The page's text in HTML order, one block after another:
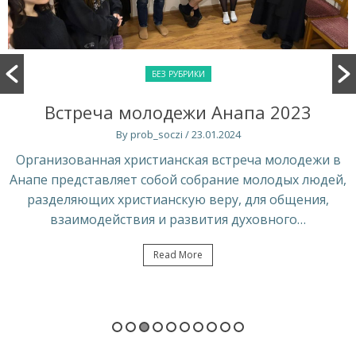
БЕЗ РУБРИКИ
Встреча молодежи Анапа 2023
By prob_soczi / 23.01.2024
Организованная христианская встреча молодежи в
Анапе представляет собой собрание молодых людей,
разделяющих христианскую веру, для общения,
взаимодействия и развития духовного…
Read More